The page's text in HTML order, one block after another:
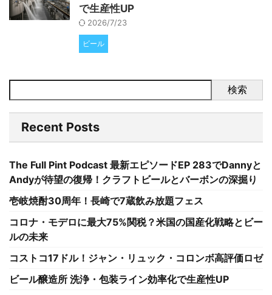
で生産性UP
2026/7/23
ビール
検索
Recent Posts
The Full Pint Podcast 最新エピソードEP 283でDannyと
Andyが待望の復帰！クラフトビールとバーボンの深掘り
壱岐焼酎30周年！長崎で7蔵飲み放題フェス
コロナ・モデロに最大75%関税？米国の国産化戦略とビー
ルの未来
コストコ17ドル！ジャン・リュック・コロンボ高評価ロゼ
ビール醸造所 洗浄・包装ライン効率化で生産性UP